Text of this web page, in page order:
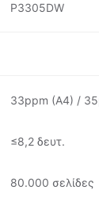
P3305DW
33ppm (A4) /
≤8,2 δευτ.
80.000 σελίδες